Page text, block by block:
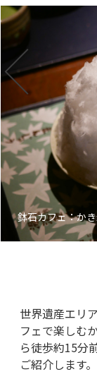
鉢石カフェ：か
世界遺産エリ
フェで楽しむ
ら徒歩約15分
ご紹介します。